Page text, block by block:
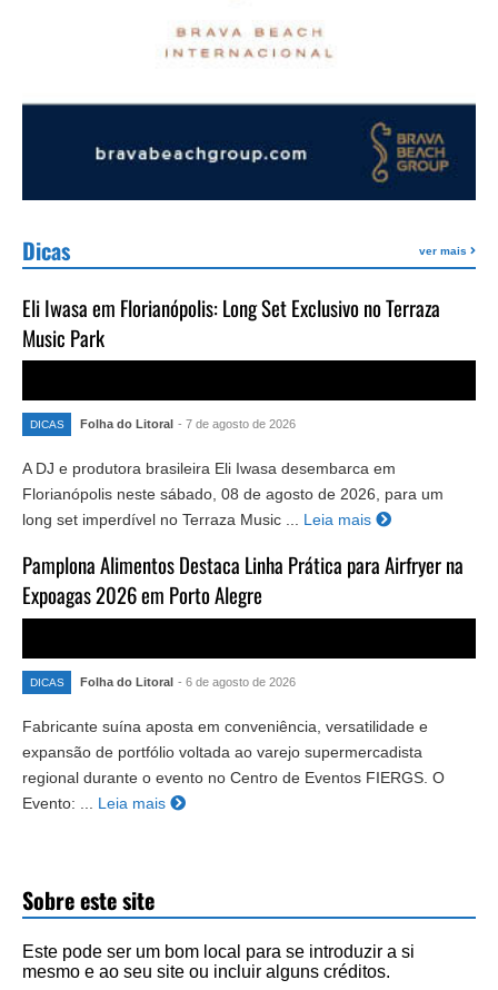
Dicas ver mais
Eli Iwasa em Florianópolis: Long Set Exclusivo no Terraza
Music Park
DICAS Folha do Litoral - 7 de agosto de 2026
A DJ e produtora brasileira Eli Iwasa desembarca em
Florianópolis neste sábado, 08 de agosto de 2026, para um
long set imperdível no Terraza Music ... Leia mais
Pamplona Alimentos Destaca Linha Prática para Airfryer na
Expoagas 2026 em Porto Alegre
DICAS Folha do Litoral - 6 de agosto de 2026
Fabricante suína aposta em conveniência, versatilidade e
expansão de portfólio voltada ao varejo supermercadista
regional durante o evento no Centro de Eventos FIERGS. O
Evento: ...
Leia mais
Sobre este site
Este pode ser um bom local para se introduzir a si
mesmo e ao seu site ou incluir alguns créditos.